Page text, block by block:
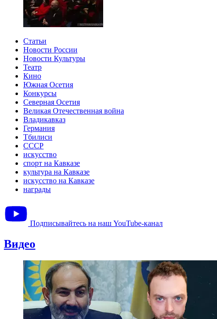
Статьи
Новости России
Новости Культуры
Театр
Кино
Южная Осетия
Конкурсы
Северная Осетия
Великая Отечественная война
Владикавказ
Германия
Тбилиси
СССР
искусство
спорт на Кавказе
культура на Кавказе
искусство на Кавказе
награды
Подписывайтесь на наш YouTube-канал
Видео